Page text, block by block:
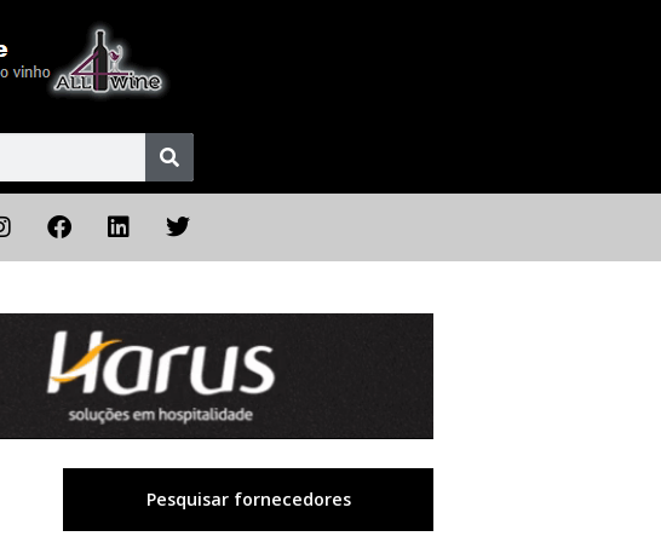
Próximo
Pesquisar fornecedores